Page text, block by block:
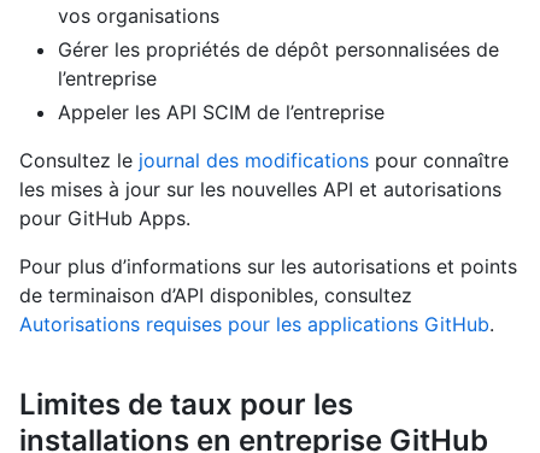
vos organisations
Gérer les propriétés de dépôt personnalisées de
l’entreprise
Appeler les API SCIM de l’entreprise
Consultez le journal des modifications pour connaître
les mises à jour sur les nouvelles API et autorisations
pour GitHub Apps.
Pour plus d’informations sur les autorisations et points
de terminaison d’API disponibles, consultez
Autorisations requises pour les applications GitHub.
Limites de taux pour les
installations en entreprise GitHub